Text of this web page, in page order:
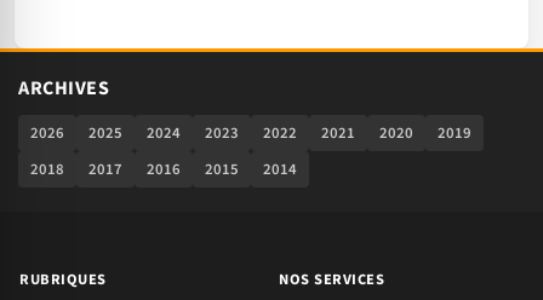
ARCHIVES
2026 2025 2024 2023 2022 2021 2020
2019
2018
2017 2016 2015 2014
RUBRIQUES
NOS SERVICES